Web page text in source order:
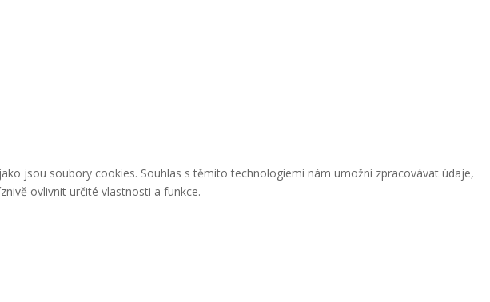
jsou soubory cookies. Souhlas s těmito technologiemi nám umožní zpracovávat údaje,
ovlivnit určité vlastnosti a funkce.